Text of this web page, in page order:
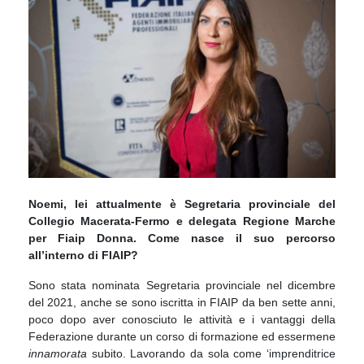
Noemi, lei attualmente è Segretaria provinciale del
Collegio Macerata-Fermo e delegata Regione Marche
per Fiaip Donna. Come nasce il suo percorso
all’interno di FIAIP?
Sono stata nominata Segretaria provinciale nel dicembre
del 2021, anche se sono iscritta in FIAIP da ben sette anni,
poco dopo aver conosciuto le attività e i vantaggi della
Federazione durante un corso di formazione ed essermene
innamorata subito. Lavorando da sola come ‘imprenditrice